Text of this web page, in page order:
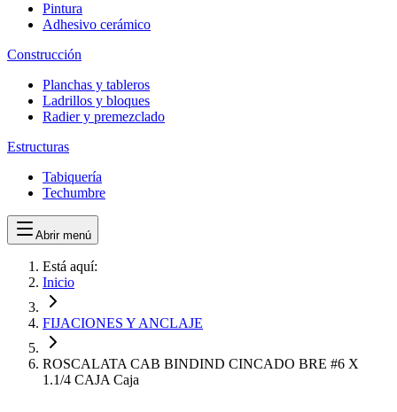
Pintura
Adhesivo cerámico
Construcción
Planchas y tableros
Ladrillos y bloques
Radier y premezclado
Estructuras
Tabiquería
Techumbre
Abrir menú
Está aquí:
Inicio
FIJACIONES Y ANCLAJE
ROSCALATA CAB BINDIND CINCADO BRE #6 X
1.1/4 CAJA Caja